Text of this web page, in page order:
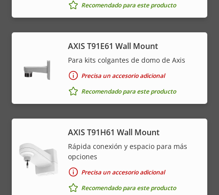
Recomendado para este producto
AXIS T91E61 Wall Mount
Para kits colgantes de domo de Axis
Precisa un accesorio adicional
Recomendado para este producto
AXIS T91H61 Wall Mount
Rápida conexión y espacio para más
opciones
Precisa un accesorio adicional
Recomendado para este producto